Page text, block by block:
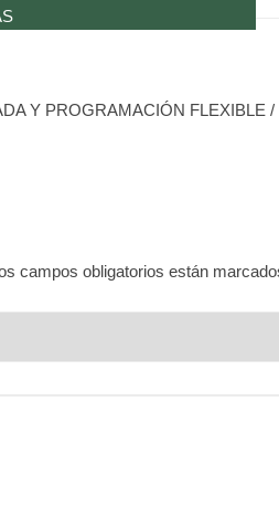
Y PROGRAMACIÓN FLEXIBLE
campos obligatorios están